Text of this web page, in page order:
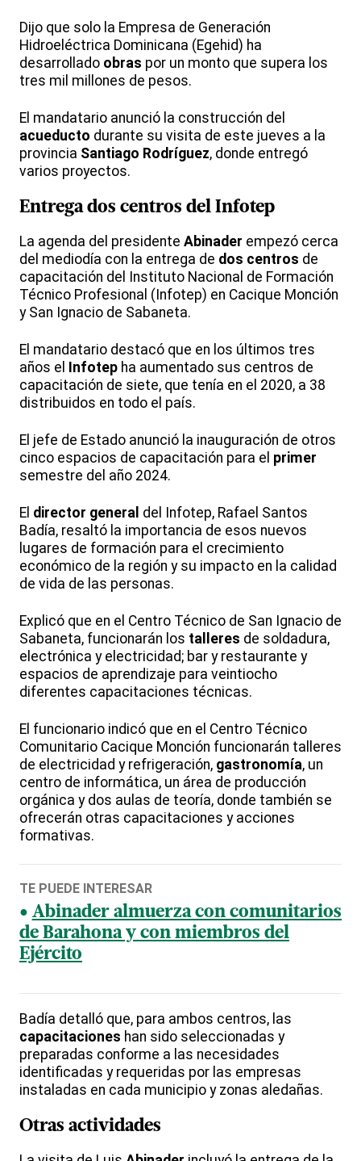
Dijo que solo la Empresa de Generación
Hidroeléctrica Dominicana (Egehid) ha
desarrollado obras por un monto que supera los
tres mil millones de pesos.
El mandatario anunció la construcción del
acueducto durante su visita de este jueves a la
provincia Santiago Rodríguez, donde entregó
varios proyectos.
Entrega dos centros del Infotep
La agenda del presidente Abinader empezó cerca
del mediodía con la entrega de dos centros de
capacitación del Instituto Nacional de Formación
Técnico Profesional (Infotep) en Cacique Monción
y San Ignacio de Sabaneta.
El mandatario destacó que en los últimos tres
años el
Infotep ha aumentado sus centros de
capacitación de siete, que tenía en el 2020, a 38
distribuidos en todo el país.
El jefe de Estado anunció la inauguración de otros
cinco espacios de capacitación para el primer
semestre del año 2024.
El director general del Infotep, Rafael Santos
Badía, resaltó la importancia de esos nuevos
lugares de formación para el crecimiento
económico de la región y su impacto en la calidad
de vida de las personas.
Explicó que en el Centro Técnico de San Ignacio de
Sabaneta, funcionarán los talleres de soldadura,
electrónica y electricidad; bar y restaurante y
espacios de aprendizaje para veintiocho
diferentes capacitaciones técnicas.
El funcionario indicó que en el Centro Técnico
Comunitario Cacique Monción funcionarán talleres
de electricidad y refrigeración, gastronomía, un
centro de informática, un área de producción
orgánica y dos aulas de teoría, donde también se
ofrecerán otras capacitaciones y acciones
formativas.
TE PUEDE INTERESAR
Abinader almuerza con comunitarios
de Barahona y con miembros del
Ejército
Badía detalló que, para ambos centros, las
capacitaciones han sido seleccionadas y
preparadas conforme a las necesidades
identificadas y requeridas por las empresas
instaladas en cada municipio y zonas aledañas.
Otras actividades